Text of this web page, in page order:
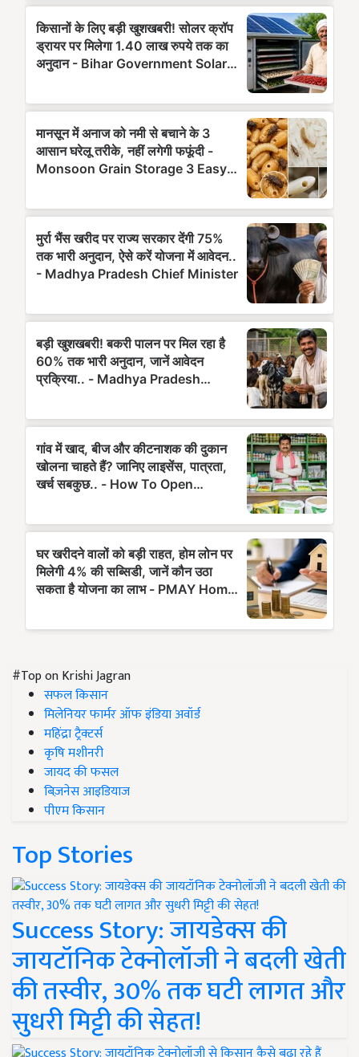
#Top on Krishi Jagran
सफल किसान
मिलेनियर फार्मर ऑफ इंडिया अवॉर्ड
महिंद्रा ट्रैक्टर्स
कृषि मशीनरी
जायद की फसल
बिज़नेस आइडियाज
पीएम किसान
Top Stories
Success Story: जायडेक्स की
जायटॉनिक टेक्नोलॉजी ने बदली खेती
की तस्वीर, 30% तक घटी लागत और
सुधरी मिट्टी की सेहत!